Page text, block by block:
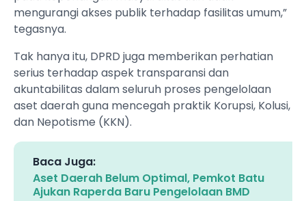
mengurangi akses publik terhadap fasilitas umum,”
tegasnya.
Tak hanya itu, DPRD juga memberikan perhatian
serius terhadap aspek transparansi dan
akuntabilitas dalam seluruh proses pengelolaan
aset daerah guna mencegah praktik Korupsi, Kolusi,
dan Nepotisme (KKN).
Baca Juga:
Aset Daerah Belum Optimal, Pemkot Batu
Ajukan Raperda Baru Pengelolaan BMD